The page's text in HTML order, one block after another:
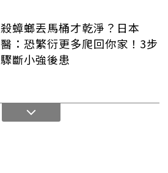
殺蟑螂丟馬桶才乾淨？日本
醫：恐繁衍更多爬回你家！3步
驟斷小強後患